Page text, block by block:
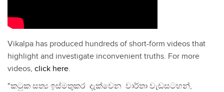
Vikalpa has produced hundreds of short-form videos that
highlight and investigate inconvenient truths. For more
videos, click here.
"කටුක සත්‍ය ඉස්මතුකර දැක්වෙන වාර්තා වැඩසටහන්,